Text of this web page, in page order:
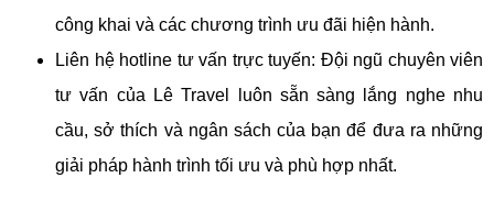
công khai và các chương trình ưu đãi hiện hành.
Liên hệ hotline tư vấn trực tuyến: Đội ngũ chuyên viên
tư vấn của Lê Travel luôn sẵn sàng lắng nghe nhu
cầu, sở thích và ngân sách của bạn để đưa ra những
giải pháp hành trình tối ưu và phù hợp nhất.